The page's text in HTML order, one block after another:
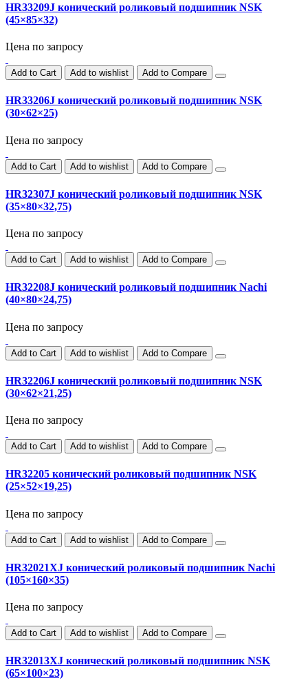
HR33209J конический роликовый подшипник NSK
(45×85×32)
Цена по запросу
Add to Cart Add to wishlist Add to Compare
HR33206J конический роликовый подшипник NSK
(30×62×25)
Цена по запросу
Add to Cart Add to wishlist Add to Compare
HR32307J конический роликовый подшипник NSK
(35×80×32,75)
Цена по запросу
Add to Cart Add to wishlist Add to Compare
HR32208J конический роликовый подшипник Nachi
(40×80×24,75)
Цена по запросу
Add to Cart Add to wishlist Add to Compare
HR32206J конический роликовый подшипник NSK
(30×62×21,25)
Цена по запросу
Add to Cart Add to wishlist Add to Compare
HR32205 конический роликовый подшипник NSK
(25×52×19,25)
Цена по запросу
Add to Cart Add to wishlist Add to Compare
HR32021XJ конический роликовый подшипник Nachi
(105×160×35)
Цена по запросу
Add to Cart Add to wishlist Add to Compare
HR32013XJ конический роликовый подшипник NSK
(65×100×23)